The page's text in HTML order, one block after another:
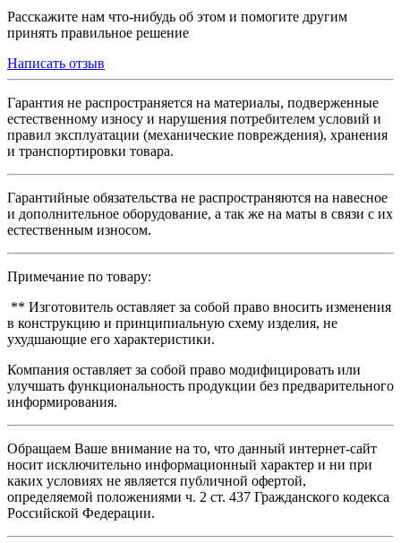
Расскажите нам что-нибудь об этом и помогите другим
принять правильное решение
Написать отзыв
Гарантия не распространяется на материалы, подверженные
естественному износу и нарушения потребителем условий и
правил эксплуатации (механические повреждения), хранения
и транспортировки товара.
Гарантийные обязательства не распространяются на навесное
и дополнительное оборудование, а так же на маты в связи с их
естественным износом.
Примечание по товару:
** Изготовитель оставляет за собой право вносить изменения
в конструкцию и принципиальную схему изделия, не
ухудшающие его характеристики.
Компания оставляет за собой право модифицировать или
улучшать функциональность продукции без предварительного
информирования.
Обращаем Ваше внимание на то, что данный интернет-сайт
носит исключительно информационный характер и ни при
каких условиях не является публичной офертой,
определяемой положениями ч. 2 ст. 437 Гражданского кодекса
Российской Федерации.